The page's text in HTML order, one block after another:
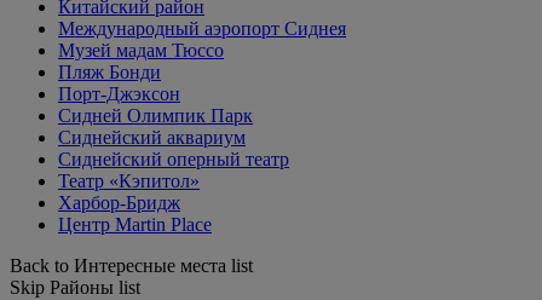
Китайский район
Международный аэропорт Сиднея
Музей мадам Тюссо
Пляж Бонди
Порт-Джэксон
Сидней Олимпик Парк
Сиднейский аквариум
Сиднейский оперный театр
Театр «Кэпитол»
Харбор-Бридж
Центр Martin Place
Back to Интересные места list
Skip Районы list